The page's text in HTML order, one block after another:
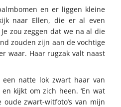
en er liggen kleine
naar Ellen, die er al even
zou zeggen dat we na al die
zouden zijn aan de vochtige
waar. Haar rugzak valt naast
een natte lok zwart haar van
kijkt om zich heen. ‘En wat
zwart-witfoto’s van mijn